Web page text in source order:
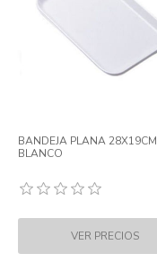
BANDEJA PLANA 28X19CM
BLANCO